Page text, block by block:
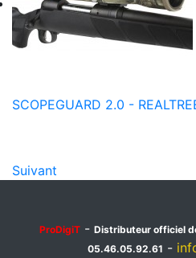
SCOPEGUARD 2.0 -
Suivant
ProDigiT - Distributeur officiel
05.46.05.92.61 -